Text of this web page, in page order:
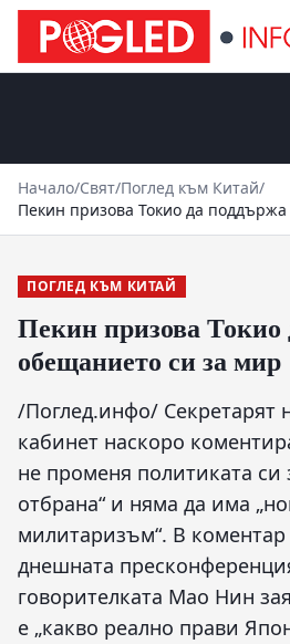
Начало/Свят/Поглед към Китай/
Пекин призова Токио да
ПОГЛЕД КЪМ КИТАЙ
Пекин призова Токио
обещанието си за мир
/Поглед.инфо/ Секретарят
кабинет наскоро
не променя политиката си
отбрана“ и няма да има
милитаризъм“. В коментар
днешната
говорителката Мао Нин
е „какво реално прави